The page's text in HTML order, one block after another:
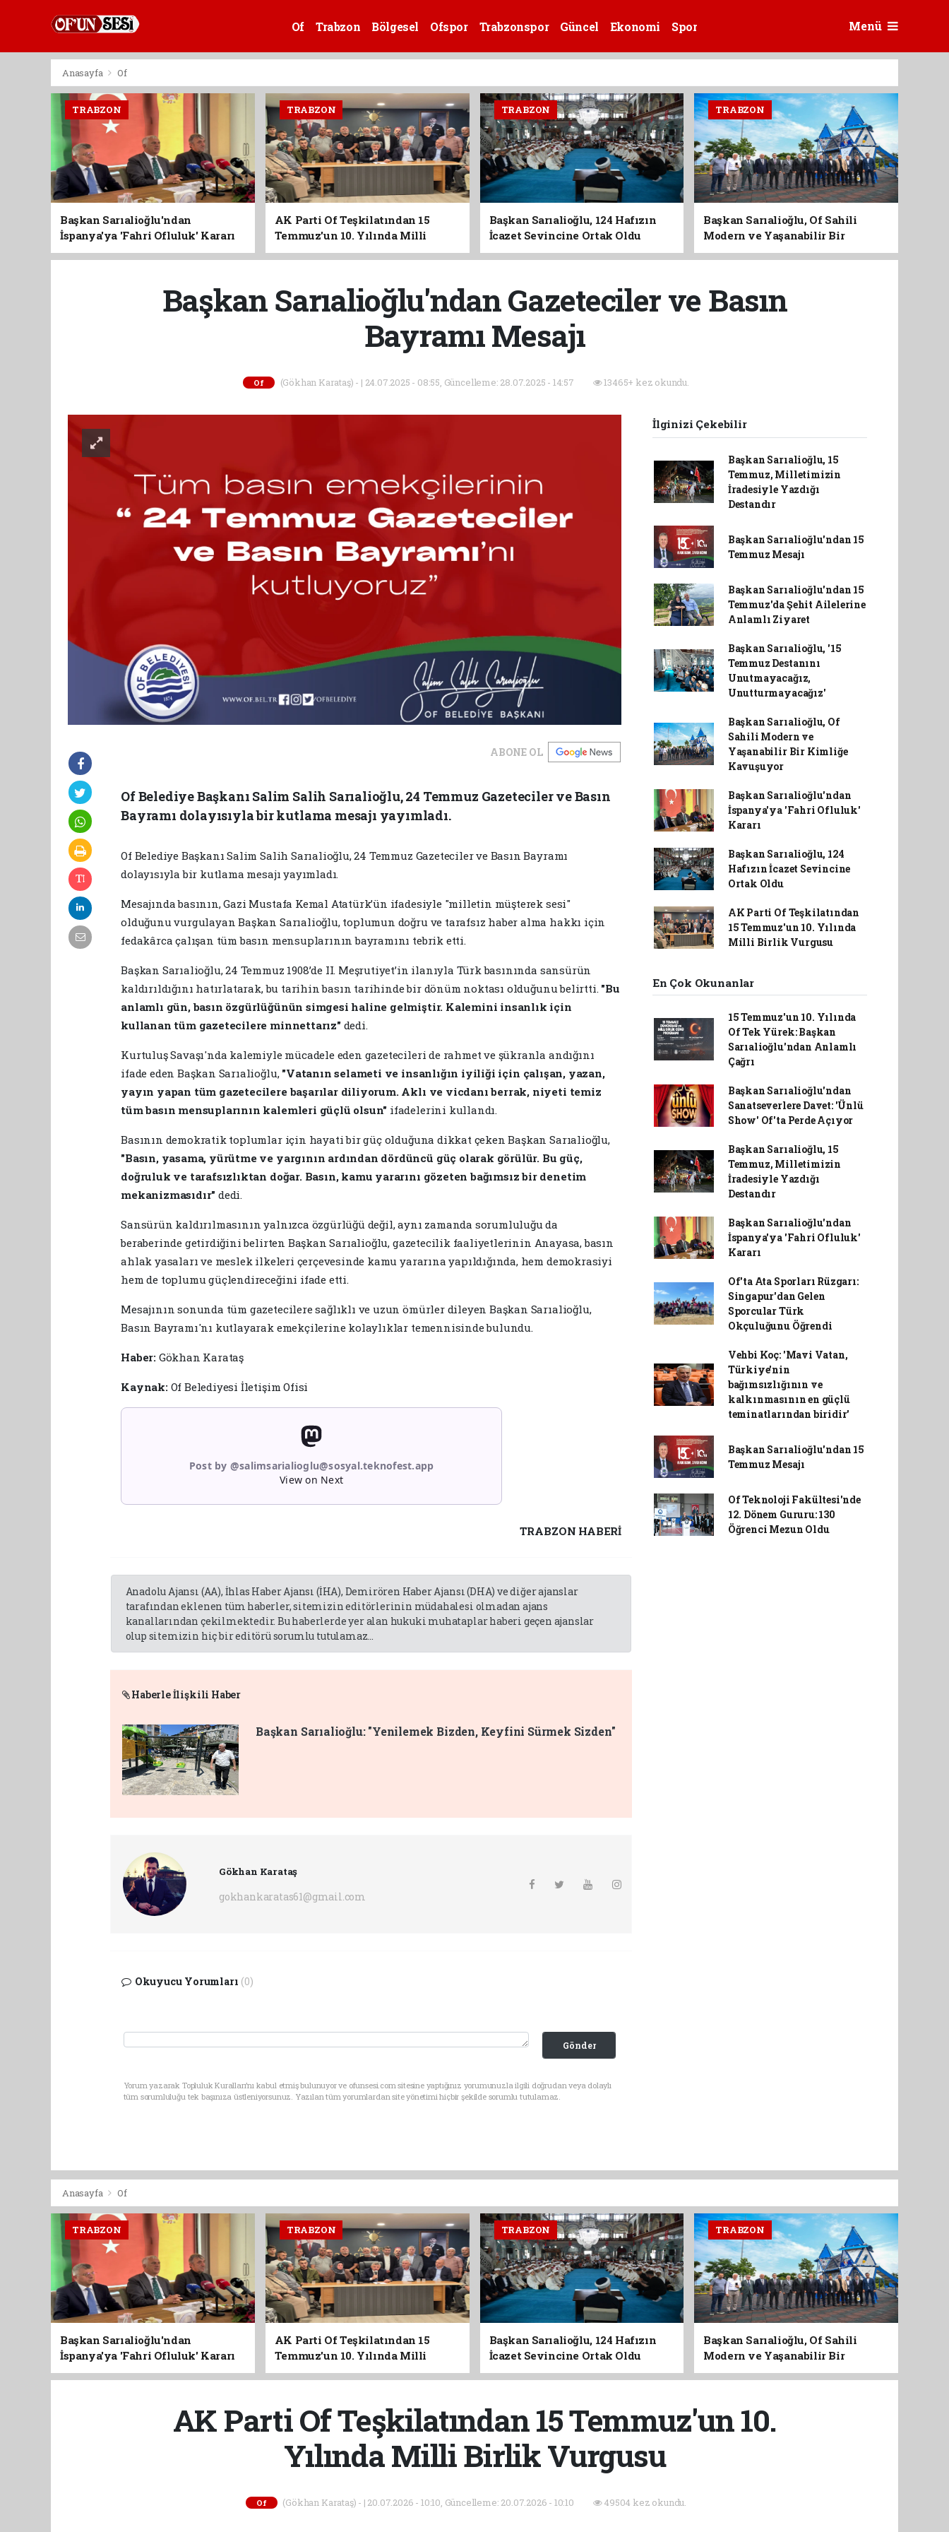
Of Trabzon Bölgesel Ofspor Trabzonspor Güncel Ekonomi Spor Menü
Anasayfa Of
TRABZON
Başkan Sarıalioğlu'ndan
İspanya'ya 'Fahri Ofluluk' Kararı
TRABZON
AK Parti Of Teşkilatından 15
Temmuz'un 10. Yılında Milli
Birlik Vurgusu
TRABZON
Başkan Sarıalioğlu, 124 Hafızın
İcazet Sevincine Ortak Oldu
TRABZON
Başkan Sarıalioğlu, Of Sahili
Modern ve Yaşanabilir Bir
Kimliğe Kavuşuyor
Başkan Sarıalioğlu'ndan Gazeteciler ve Basın
Bayramı Mesajı
Of (Gökhan Karataş) - | 24.07.2025 - 08:55, Güncelleme: 28.07.2025 - 14:57 13465+ kez okundu.
ABONE OL
Of Belediye Başkanı Salim Salih Sarıalioğlu, 24 Temmuz Gazeteciler ve Basın
Bayramı dolayısıyla bir kutlama mesajı yayımladı.
Of Belediye Başkanı Salim Salih Sarıalioğlu, 24 Temmuz Gazeteciler ve Basın Bayramı
dolayısıyla bir kutlama mesajı yayımladı.
Mesajında basının, Gazi Mustafa Kemal Atatürk’ün ifadesiyle "milletin müşterek sesi"
olduğunu vurgulayan Başkan Sarıalioğlu, toplumun doğru ve tarafsız haber alma hakkı için
fedakârca çalışan tüm basın mensuplarının bayramını tebrik etti.
Başkan Sarıalioğlu, 24 Temmuz 1908’de II. Meşrutiyet’in ilanıyla Türk basınında sansürün
kaldırıldığını hatırlatarak, bu tarihin basın tarihinde bir dönüm noktası olduğunu belirtti. "Bu
anlamlı gün, basın özgürlüğünün simgesi haline gelmiştir. Kalemini insanlık için
kullanan tüm gazetecilere minnettarız"dedi.
Kurtuluş Savaşı'nda kalemiyle mücadele eden gazetecileri de rahmet ve şükranla andığını
ifade eden Başkan Sarıalioğlu, "Vatanın selameti ve insanlığın iyiliği için çalışan, yazan,
yayın yapan tüm gazetecilere başarılar diliyorum. Aklı ve vicdanı berrak, niyeti temiz
tüm basın mensuplarının kalemleri güçlü olsun" ifadelerini kullandı.
Basının demokratik toplumlar için hayati bir güç olduğuna dikkat çeken Başkan Sarıalioğlu,
"Basın, yasama, yürütme ve yargının ardından dördüncü güç olarak görülür. Bu güç,
doğruluk ve tarafsızlıktan doğar. Basın, kamu yararını gözeten bağımsız bir denetim
mekanizmasıdır" dedi.
Sansürün kaldırılmasının yalnızca özgürlüğü değil, aynı zamanda sorumluluğu da
beraberinde getirdiğini belirten Başkan Sarıalioğlu, gazetecilik faaliyetlerinin Anayasa, basın
ahlak yasaları ve meslek ilkeleri çerçevesinde kamu yararına yapıldığında, hem demokrasiyi
hem de toplumu güçlendireceğini ifade etti.
Mesajının sonunda tüm gazetecilere sağlıklı ve uzun ömürler dileyen Başkan Sarıalioğlu,
Basın Bayramı'nı kutlayarak emekçilerine kolaylıklar temennisinde bulundu.
Haber:Gökhan Karataş
Kaynak:Of Belediyesi İletişim Ofisi
Post by @salimsarialioglu@sosyal.teknofest.app
View on Next
TRABZON HABERİ
Anadolu Ajansı (AA), İhlas Haber Ajansı (İHA), Demirören Haber Ajansı (DHA) ve diğer ajanslar
tarafından eklenen tüm haberler, sitemizin editörlerinin müdahalesi olmadan ajans
kanallarından çekilmektedir. Bu haberlerde yer alan hukuki muhataplar haberi geçen ajanslar
olup sitemizin hiç bir editörü sorumlu tutulamaz...
Haberle İlişkili Haber
Başkan Sarıalioğlu: "Yenilemek Bizden, Keyfini Sürmek Sizden"
Gökhan Karataş
gokhankaratas61@gmail.com
Okuyucu Yorumları (0)
Gönder
Yorum yazarak Topluluk Kuralları’nı kabul etmiş bulunuyor ve ofunsesi.com sitesine yaptığınız yorumunuzla ilgili doğrudan veya dolaylı
tüm sorumluluğu tek başınıza üstleniyorsunuz. Yazılan tüm yorumlardan site yönetimi hiçbir şekilde sorumlu tutulamaz.
İlginizi Çekebilir
Başkan Sarıalioğlu, 15
Temmuz, Milletimizin
İradesiyle Yazdığı
Destandır
Başkan Sarıalioğlu'ndan 15
Temmuz Mesajı
Başkan Sarıalioğlu'ndan 15
Temmuz'da Şehit Ailelerine
Anlamlı Ziyaret
Başkan Sarıalioğlu, '15
Temmuz Destanını
Unutmayacağız,
Unutturmayacağız'
Başkan Sarıalioğlu, Of
Sahili Modern ve
Yaşanabilir Bir Kimliğe
Kavuşuyor
Başkan Sarıalioğlu'ndan
İspanya'ya 'Fahri Ofluluk'
Kararı
Başkan Sarıalioğlu, 124
Hafızın İcazet Sevincine
Ortak Oldu
AK Parti Of Teşkilatından
15 Temmuz'un 10. Yılında
Milli Birlik Vurgusu
En Çok Okunanlar
15 Temmuz'un 10. Yılında
Of Tek Yürek: Başkan
Sarıalioğlu'ndan Anlamlı
Çağrı
Başkan Sarıalioğlu'ndan
Sanatseverlere Davet: 'Ünlü
Show' Of'ta Perde Açıyor
Başkan Sarıalioğlu, 15
Temmuz, Milletimizin
İradesiyle Yazdığı
Destandır
Başkan Sarıalioğlu'ndan
İspanya'ya 'Fahri Ofluluk'
Kararı
Of'ta Ata Sporları Rüzgarı:
Singapur'dan Gelen
Sporcular Türk
Okçuluğunu Öğrendi
Vehbi Koç: 'Mavi Vatan,
Türkiye'nin
bağımsızlığının ve
kalkınmasının en güçlü
teminatlarından biridir'
Başkan Sarıalioğlu'ndan 15
Temmuz Mesajı
Of Teknoloji Fakültesi'nde
12. Dönem Gururu: 130
Öğrenci Mezun Oldu
Anasayfa Of
TRABZON
Başkan Sarıalioğlu'ndan
İspanya'ya 'Fahri Ofluluk' Kararı
TRABZON
AK Parti Of Teşkilatından 15
Temmuz'un 10. Yılında Milli
Birlik Vurgusu
TRABZON
Başkan Sarıalioğlu, 124 Hafızın
İcazet Sevincine Ortak Oldu
TRABZON
Başkan Sarıalioğlu, Of Sahili
Modern ve Yaşanabilir Bir
Kimliğe Kavuşuyor
AK Parti Of Teşkilatından 15 Temmuz'un 10.
Yılında Milli Birlik Vurgusu
Of (Gökhan Karataş) - | 20.07.2026 - 10:10, Güncelleme: 20.07.2026 - 10:10 49504 kez okundu.